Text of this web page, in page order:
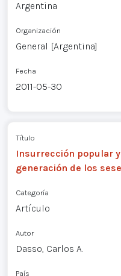
Argentina
Organización
General [Argentina]
Fecha
2011-05-30
Título
Insurrección popular
generación de los
Categoría
Artículo
Autor
Dasso, Carlos A.
País